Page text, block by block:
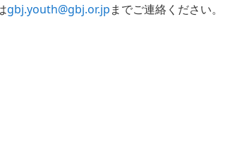
gbj.youth@gbj.or.jpまでご連絡ください。